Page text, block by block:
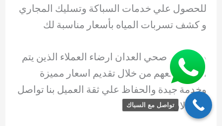
للحصول علي خدمات السباكة وتسليك المجاري
و كشف تسربات المياه بأسعار مناسبة لك
هدف فني صحي العدان ارضاء العملاء الذين يتم
التعامل معهم من خلال تقديم اسعار مميزة
وخدمة جيدة والحفاظ علي ثقة العميل بنا تواصل
معنا الان.تواصل مع السباك